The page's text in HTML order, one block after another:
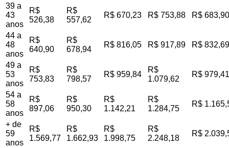
39 a
43
anos
R$
526,38
R$
557,62
R$ 670,23 R$ 753,88 R$ 683,90
44 a
48
anos
R$
640,90
R$
678,94
R$ 816,05 R$ 917,89 R$ 832,69
49 a
53
anos
R$
753,83
R$
798,57
R$ 959,84
R$
1.079,62
R$ 979,41
54 a
58
anos
R$
897,06
R$
950,30
R$
1.142,21
R$
1.284,75
R$
+ de
59
anos
R$
1.569,77
R$
1.662,93
R$
1.998,75
R$
2.248,18
R$